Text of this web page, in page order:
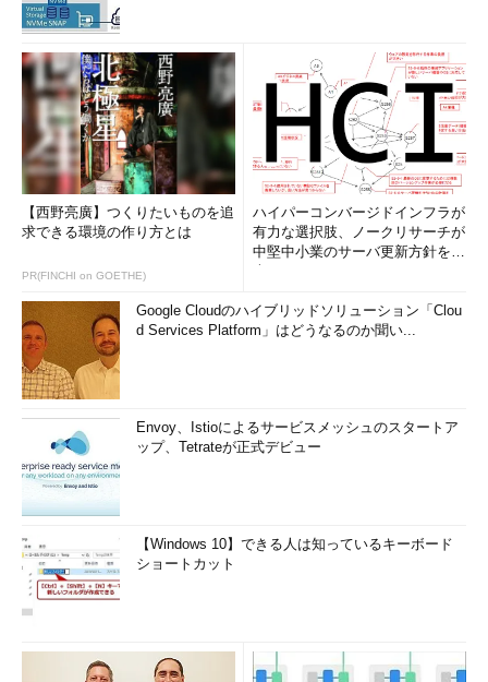
twitter@ichiyanakamura
「中村伊知哉のもういっぺんイってみな！」バックナンバー
デジタルの本質はインタラクティブなことにある
なぜか盛り上がるオープンデータ、その本質
イノベーション力を高める“STEAM”って何だ？――『機械
との競争』評
親子丼とギョウザとカルボナーラの定食を設計する～マル
チなメディアとデバイスとパーソナライズ
ポップカルチャー政策は成り立つのか
4Kとスマートのポートフォリオ
どうする、オープンデータ。
ようやく、マイナンバー。
あらためて、放送でインターネット。
どうする、知財計画2013
デジタル業界、2013年の行方は見えた？
アベノミクスはITをどう変える？
WhatとHow、どっちも大事
ビッグデータとユビキタス
大学がしっかりせえよ。
ソーシャルゲーム協会の発足
スマートテレビはチャンスだぞ
【西野亮廣】つくりたいものを追
求できる環境の作り方とは
PR(FINCHI on GOETHE)
ハイパーコンバージドインフラが
有力な選択肢、ノークリサーチが
中堅中小業のサーバ更新方針を調
Google Cloudのハイブリッドソリューション「Clou
d Services Platform」はどうなるのか聞い...
Envoy、Istioによるサービスメッシュのスタートア
ップ、Tetrateが正式デビュー
【Windows 10】できる人は知っているキーボード
ショートカット